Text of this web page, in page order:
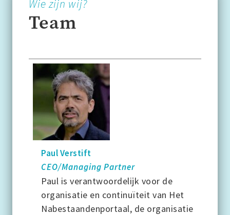
Wie zijn wij?
Team
Paul Verstift
CEO/Managing Partner
Paul is verantwoordelijk voor de
organisatie en continuïteit van Het
Nabestaandenportaal, de organisatie